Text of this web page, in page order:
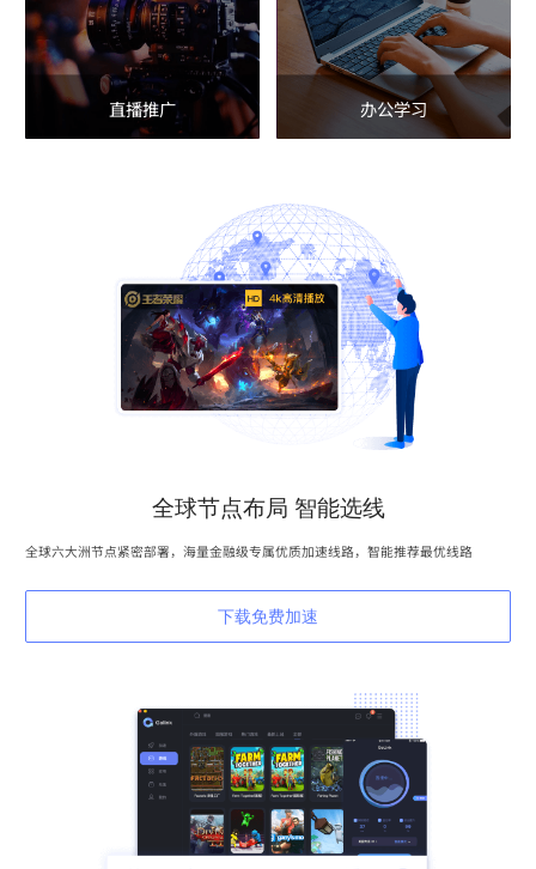
直播推广 办公学习
全球节点布局 智能选线
全球六大洲节点紧密部署，海量金融级专属优质加速线路，智能推荐最优线路
下载免费加速